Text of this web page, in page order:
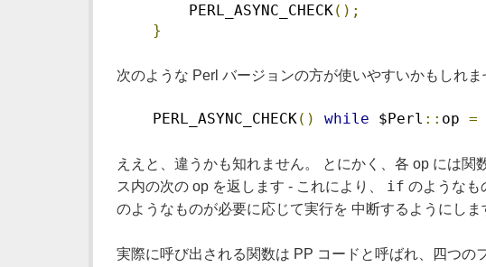
PERL_ASYNC_CHECK();
}
次のような Perl バージョンの方が使いやすいかもしれま
PERL_ASYNC_CHECK() while $Perl :: op =
ええと、違うかも知れません。 とにかく、各 op には
ス内の次の op を返します - これにより、
if のようなも
のようなものが必要に応じて実行を 中断するようにしま
実際に呼び出される関数は PP コードと呼ばれ、四つの